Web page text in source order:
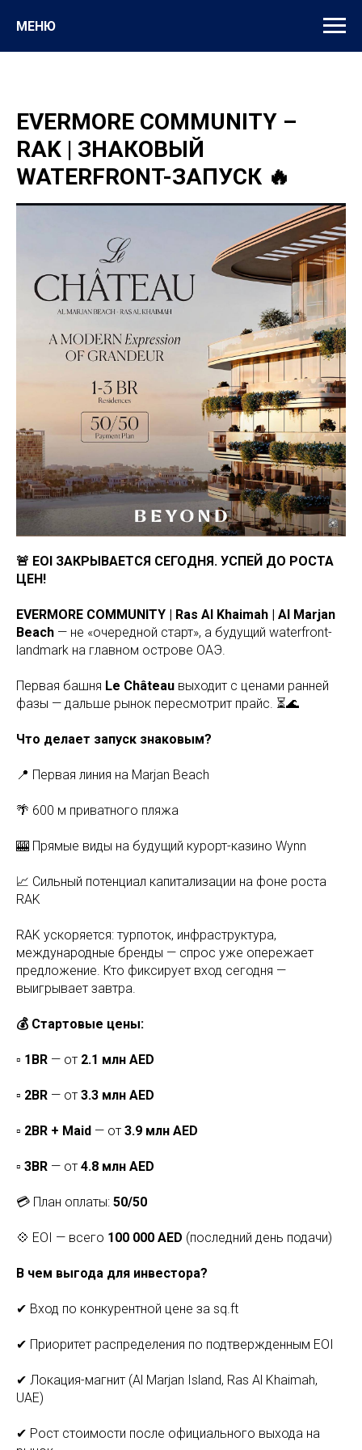
МЕНЮ
EVERMORE COMMUNITY –
RAK | ЗНАКОВЫЙ
WATERFRONT-ЗАПУСК 🔥
🚨 EOI ЗАКРЫВАЕТСЯ СЕГОДНЯ. УСПЕЙ ДО РОСТА
ЦЕН!
EVERMORE COMMUNITY | Ras Al Khaimah | Al Marjan
Beach — не «очередной старт», а будущий waterfront-
landmark на главном острове ОАЭ.
Первая башня Le Château выходит с ценами ранней
фазы — дальше рынок пересмотрит прайс. ⏳🌊
Что делает запуск знаковым?
📍 Первая линия на Marjan Beach
🌴 600 м приватного пляжа
🎰 Прямые виды на будущий курорт-казино Wynn
📈 Сильный потенциал капитализации на фоне роста
RAK
RAK ускоряется: турпоток, инфраструктура,
международные бренды — спрос уже опережает
предложение. Кто фиксирует вход сегодня —
выигрывает завтра.
💰 Стартовые цены:
▫️ 1BR — от 2.1 млн AED
▫️ 2BR — от 3.3 млн AED
▫️ 2BR + Maid — от 3.9 млн AED
▫️ 3BR — от 4.8 млн AED
💳 План оплаты: 50/50
💠 EOI — всего 100 000 AED (последний день подачи)
В чем выгода для инвестора?
✔ Вход по конкурентной цене за sq.ft
✔ Приоритет распределения по подтвержденным EOI
✔ Локация-магнит (Al Marjan Island, Ras Al Khaimah,
UAE)
✔ Рост стоимости после официального выхода на